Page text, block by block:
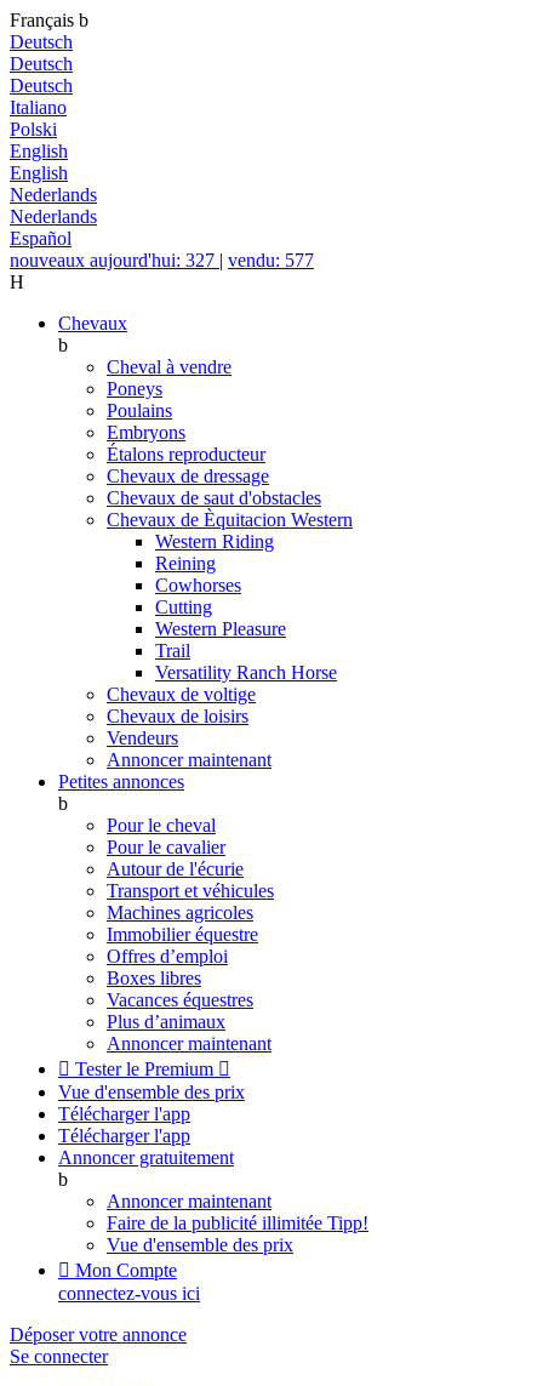
Français b
Deutsch
Deutsch
Deutsch
Italiano
Polski
English
English
Nederlands
Nederlands
Español
nouveaux aujourd'hui: 327 | vendu: 577
H
Chevaux
b
Cheval à vendre
Poneys
Poulains
Embryons
Étalons reproducteur
Chevaux de dressage
Chevaux de saut d'obstacles
Chevaux de Èquitacion Western
Western Riding
Reining
Cowhorses
Cutting
Western Pleasure
Trail
Versatility Ranch Horse
Chevaux de voltige
Chevaux de loisirs
Vendeurs
Annoncer maintenant
Petites annonces
b
Pour le cheval
Pour le cavalier
Autour de l'écurie
Transport et véhicules
Machines agricoles
Immobilier équestre
Offres d’emploi
Boxes libres
Vacances équestres
Plus d’animaux
Annoncer maintenant
 Tester le Premium 
Vue d'ensemble des prix
Télécharger l'app
Télécharger l'app
Annoncer gratuitement
b
Annoncer maintenant
Faire de la publicité illimitée Tipp!
Vue d'ensemble des prix
 Mon Compte
connectez-vous ici
Déposer votre annonce
Se connecter